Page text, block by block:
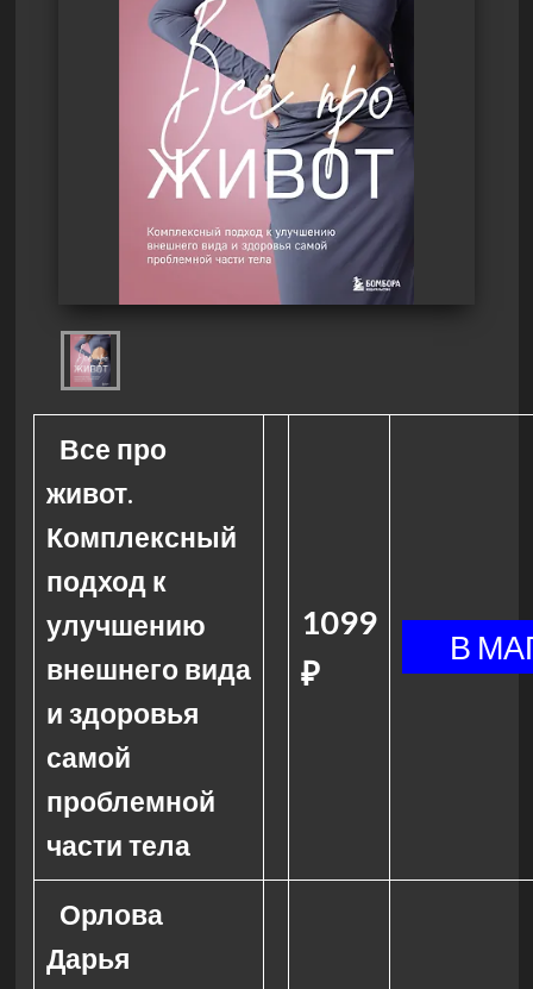
Все про
живот.
Комплексный
подход к
улучшению
внешнего вида
и здоровья
самой
проблемной
части тела
1099
₽
Орлова
Дарья